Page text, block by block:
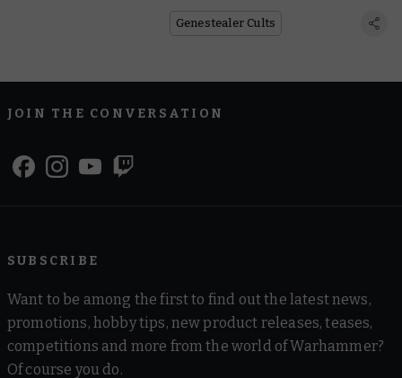
Genestealer Cults
JOIN THE CONVERSATION
SUBSCRIBE
Want to be among the first to find out the latest news,
promotions, hobby tips, new product releases, teases,
competitions and more from the world of Warhammer?
Of course you do.